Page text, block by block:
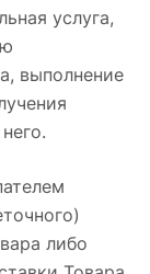
услуга,
выполнение
либо